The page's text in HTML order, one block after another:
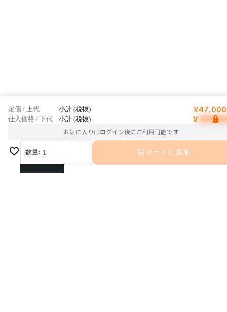
定価 / 上代 小計 (税抜)
仕入価格 / 下代 小計 (税抜) ¥
お気に入りはログイン後にご利用可能です
数量: 1
1
カートに追加